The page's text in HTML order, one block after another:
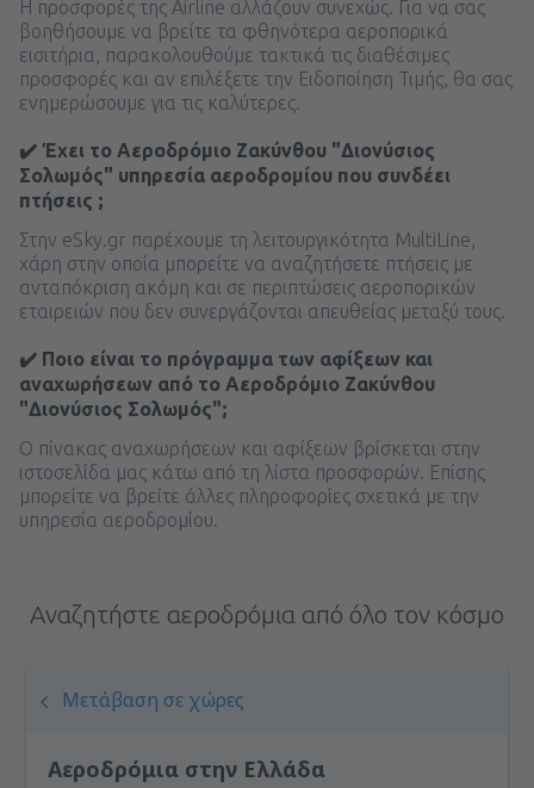
Η προσφορές της Airline αλλάζουν συνεχώς. Για να σας
βοηθήσουμε να βρείτε τα φθηνότερα αεροπορικά
εισιτήρια, παρακολουθούμε τακτικά τις διαθέσιμες
προσφορές και αν επιλέξετε την Ειδοποίηση Τιμής, θα σας
ενημερώσουμε για τις καλύτερες.
✔️ Έχει το Αεροδρόμιο Ζακύνθου "Διονύσιος
Σολωμός" υπηρεσία αεροδρομίου που συνδέει
πτήσεις ;
Στην eSky.gr παρέχουμε τη λειτουργικότητα MultiLine,
χάρη στην οποία μπορείτε να αναζητήσετε πτήσεις με
ανταπόκριση ακόμη και σε περιπτώσεις αεροπορικών
εταιρειών που δεν συνεργάζονται απευθείας μεταξύ τους.
✔️ Ποιο είναι το πρόγραμμα των αφίξεων και
αναχωρήσεων από το Αεροδρόμιο Ζακύνθου
"Διονύσιος Σολωμός";
Ο πίνακας αναχωρήσεων και αφίξεων βρίσκεται στην
ιστοσελίδα μας κάτω από τη λίστα προσφορών. Επίσης
μπορείτε να βρείτε άλλες πληροφορίες σχετικά με την
υπηρεσία αεροδρομίου.
Αναζητήστε αεροδρόμια από όλο τον κόσμο
Μετάβαση σε χώρες
Αεροδρόμια στην Ελλάδα